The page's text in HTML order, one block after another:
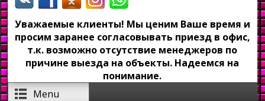
Уважаемые клиенты! Мы ценим Ваше время и
просим заранее согласовывать приезд в офис,
т.к. возможно отсутствие менеджеров по
причине выезда на объекты. Надеемся на
понимание.
Menu